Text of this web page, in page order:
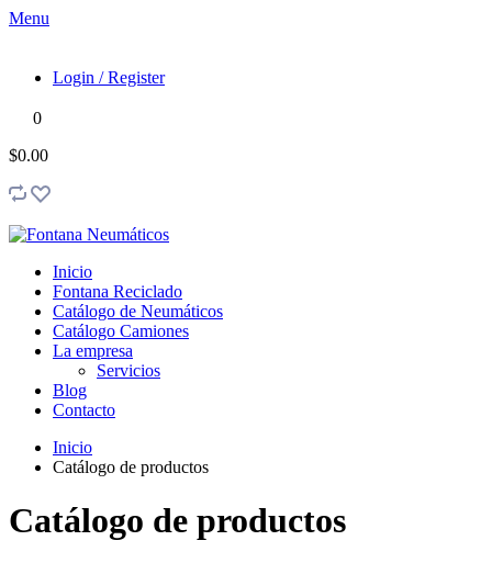
Menu
Login / Register
0
$0.00
Inicio
Fontana Reciclado
Catálogo de Neumáticos
Catálogo Camiones
La empresa
Servicios
Blog
Contacto
Inicio
Catálogo de productos
Catálogo de productos